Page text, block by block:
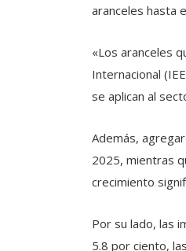
aranceles hasta
«Los aranceles
Internacional
se aplican al
Además,
2025, mientras
crecimiento
Por su lado, las
5.8 por ciento,